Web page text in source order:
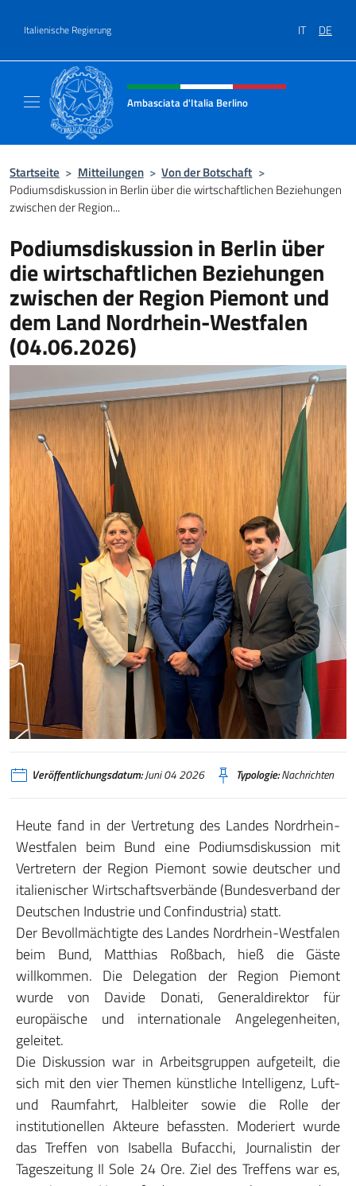
Italienische Regierung IT DE
Header-Site, Social und Menü
Ambasciata d'Italia Berlino
Startseite > Mitteilungen > Von der Botschaft >
Podiumsdiskussion in Berlin über die wirtschaftlichen Beziehungen
zwischen der Region...
Podiumsdiskussion in Berlin über
die wirtschaftlichen Beziehungen
zwischen der Region Piemont und
dem Land Nordrhein-Westfalen
(04.06.2026)
Veröffentlichungsdatum:Juni 04 2026 Typologie:Nachrichten
Heute fand in der Vertretung des Landes Nordrhein-
Westfalen beim Bund eine Podiumsdiskussion mit
Vertretern der Region Piemont sowie deutscher und
italienischer Wirtschaftsverbände (Bundesverband der
Deutschen Industrie und Confindustria) statt.
Der Bevollmächtigte des Landes Nordrhein-Westfalen
beim Bund, Matthias Roßbach, hieß die Gäste
willkommen. Die Delegation der Region Piemont
wurde von Davide Donati, Generaldirektor für
europäische und internationale Angelegenheiten,
geleitet.
Die Diskussion war in Arbeitsgruppen aufgeteilt, die
sich mit den vier Themen künstliche Intelligenz, Luft-
und Raumfahrt, Halbleiter sowie die Rolle der
institutionellen Akteure befassten. Moderiert wurde
das Treffen von Isabella Bufacchi, Journalistin der
Tageszeitung Il Sole 24 Ore. Ziel des Treffens war es,